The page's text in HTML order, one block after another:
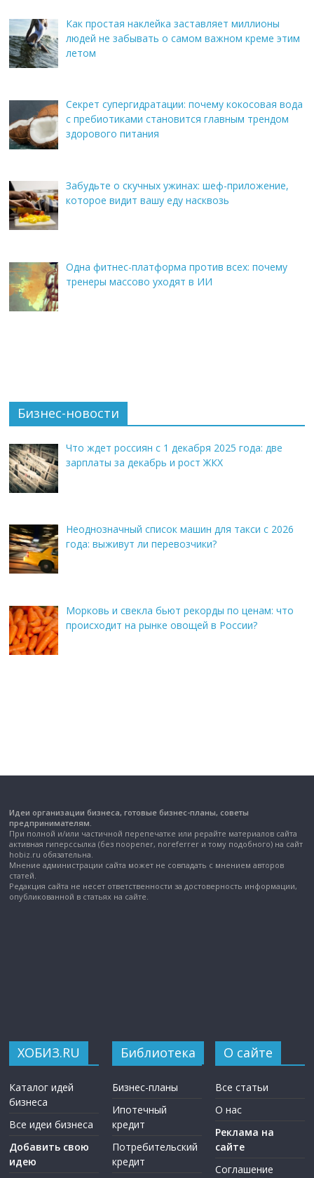
Как простая наклейка заставляет миллионы
людей не забывать о самом важном креме этим
летом
Секрет супергидратации: почему кокосовая вода
с пребиотиками становится главным трендом
здорового питания
Забудьте о скучных ужинах: шеф-приложение,
которое видит вашу еду насквозь
Одна фитнес-платформа против всех: почему
тренеры массово уходят в ИИ
Бизнес-новости
Что ждет россиян с 1 декабря 2025 года: две
зарплаты за декабрь и рост ЖКХ
Неоднозначный список машин для такси с 2026
года: выживут ли перевозчики?
Морковь и свекла бьют рекорды по ценам: что
происходит на рынке овощей в России?
Идеи организации бизнеса, готовые бизнес-планы, советы
предпринимателям.
При полной и/или частичной перепечатке или рерайте материалов сайта
активная гиперссылка (без noopener, noreferrer и тому подобного) на сайт
hobiz.ru обязательна.
Мнение администрации сайта может не совпадать с мнением авторов
статей.
Редакция сайта не несет ответственности за достоверность информации,
опубликованной в статьях на сайте.
ХОБИЗ.RU
Каталог идей
бизнеса
Все идеи бизнеса
Добавить свою
идею
Библиотека
Бизнес-планы
Ипотечный
кредит
Потребительский
кредит
О сайте
Все статьи
О нас
Реклама на
сайте
Соглашение